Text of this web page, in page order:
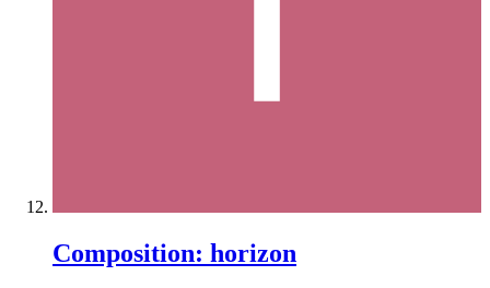
Composition: horizon